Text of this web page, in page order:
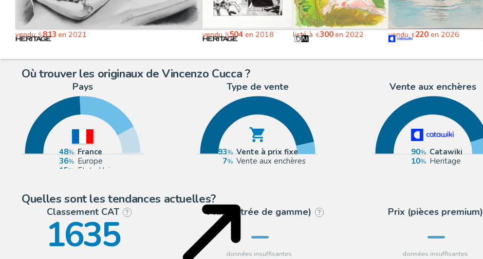
vendu$813 en 2021 vendu$504en 2018 listé à €300en 2022 vendu€220 en 2026
Où trouver les originaux de Vincenzo Cucca ?
Pays
48
France
36
Europe
15
Etats-Unis
Type de vente
93
Vente à prix fixe
7
Vente aux enchères
Vente aux enchères
90
Catawiki
10
Heritage
Quelles sont les tendances actuelles?
Classement CAT ?
1635 Prix (entrée de gamme) ? Prix (pièces premium)